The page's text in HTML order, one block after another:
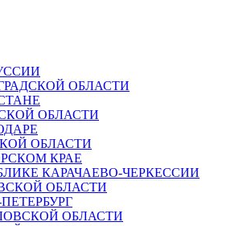
ОБЛАСТИ
ОБЛАСТИ
ОБЛАСТИ
КРАЕ
КАРАЧАЕВО-ЧЕРКЕССИИ
ОБЛАСТИ
ОБЛАСТИ